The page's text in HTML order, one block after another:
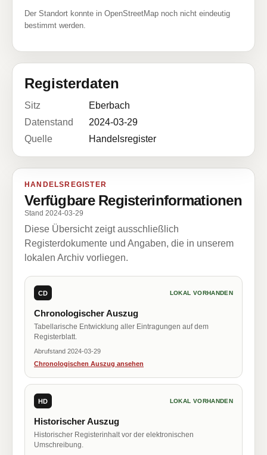
Der Standort konnte in OpenStreetMap noch nicht eindeutig
bestimmt werden.
Registerdaten
Sitz
Eberbach
Datenstand
2024-03-29
Quelle
Handelsregister
HANDELSREGISTER
Verfügbare Registerinformationen
Stand 2024-03-29
Diese Übersicht zeigt ausschließlich
Registerdokumente und Angaben, die in unserem
lokalen Archiv vorliegen.
CD LOKAL VORHANDEN
Chronologischer Auszug
Tabellarische Entwicklung aller Eintragungen auf dem
Registerblatt.
Abrufstand 2024-03-29
Chronologischen Auszug ansehen
HD LOKAL VORHANDEN
Historischer Auszug
Historischer Registerinhalt vor der elektronischen
Umschreibung.